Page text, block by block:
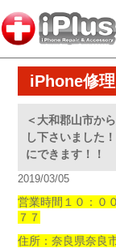
iPhone修
＜大和郡山市か
し下さいました
にできます！！
2019/03/05
営業時間１０：０
７７
住所：奈良県奈良